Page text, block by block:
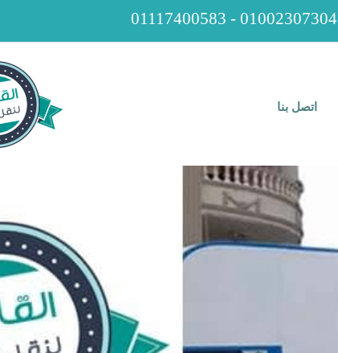
01117400583 - 01002307304
اتصل بنا